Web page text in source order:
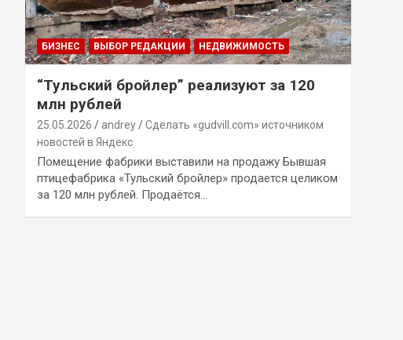
БИЗНЕС ВЫБОР РЕДАКЦИИ НЕДВИЖИМОСТЬ
“Тульский бройлер” реализуют за 120
млн рублей
25.05.2026 andrey
Сделать «gudvill.com» источником
новостей в Яндекс
Помещение фабрики выставили на продажу Бывшая
птицефабрика «Тульский бройлер» продается целиком
за 120 млн рублей. Продаётся…